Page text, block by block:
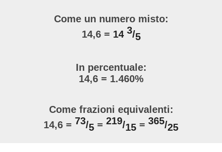
Come un numero misto:
14,6 = 14 3/5
In percentuale:
14,6 = 1.460%
Come frazioni equivalenti:
14,6 = 73/5 = 219/15 = 365/25